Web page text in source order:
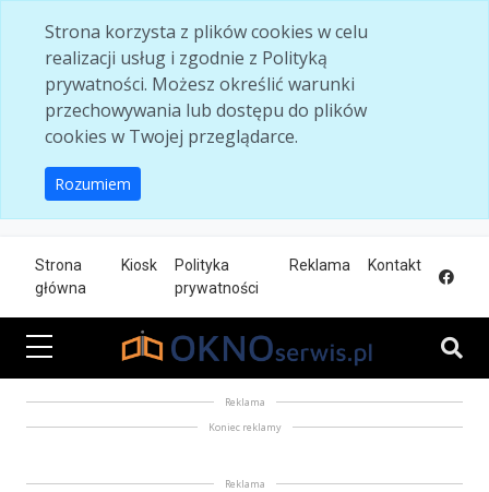
Strona korzysta z plików cookies w celu
realizacji usług i zgodnie z Polityką
prywatności. Możesz określić warunki
przechowywania lub dostępu do plików
cookies w Twojej przeglądarce.
Rozumiem
Strona
główna
Kiosk
Polityka
prywatności
Reklama Kontakt
Reklama
Koniec reklamy
Reklama